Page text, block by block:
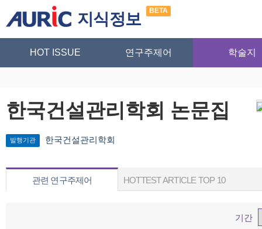
지식정보 BETA
HOT ISSUE 연구주제어 학술지
한국건설관리학회 논문집
발행기관 한국건설관리학회
관련 연구주제어 HOTTEST ARTICLE TOP 10
기간